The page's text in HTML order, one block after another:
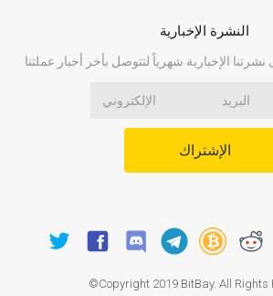
النشرة الإخبارية
الإخبارية شهرياً لتتوصل بأخر أخبار عملتنا
الإشتراك
©Copyright 2019 BitBay. All Rights